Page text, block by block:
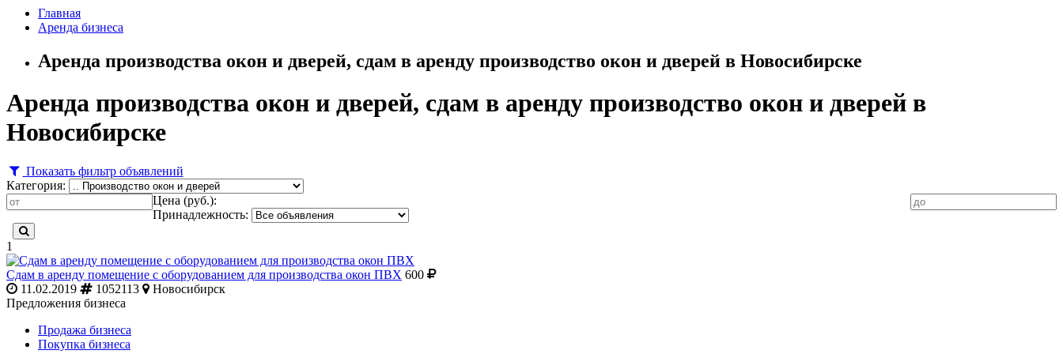
Главная
Аренда бизнеса
Аренда производства окон и дверей, сдам в аренду производство окон и дверей в Новосибирске
Аренда производства окон и дверей, сдам в аренду производство окон и дверей в
Новосибирске
Показать фильтр объявлений
Категория:
Цена (руб.):
Принадлежность:
1
Сдам в аренду помещение с оборудованием для производства окон ПВХ 600
11.02.2019
1052113
Новосибирск
Предложения бизнеса
Продажа бизнеса
Покупка бизнеса